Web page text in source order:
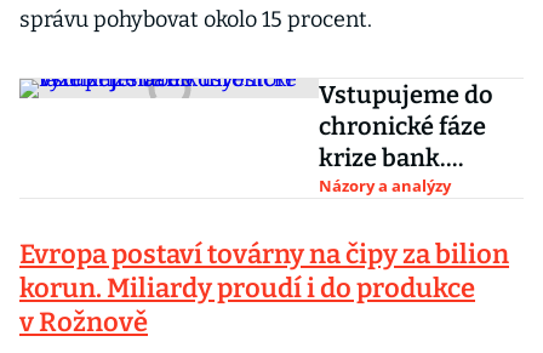
správu pohybovat okolo 15 procent.
Vstupujeme do
chronické fáze
krize bank.
Investoři
kusy
Názory a analýzy
Evropa postaví továrny na čipy za bilion
korun. Miliardy proudí i do produkce
v Rožnově